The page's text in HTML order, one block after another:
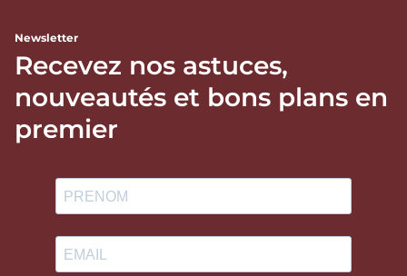
Newsletter
Recevez nos astuces,
nouveautés et bons plans en
premier